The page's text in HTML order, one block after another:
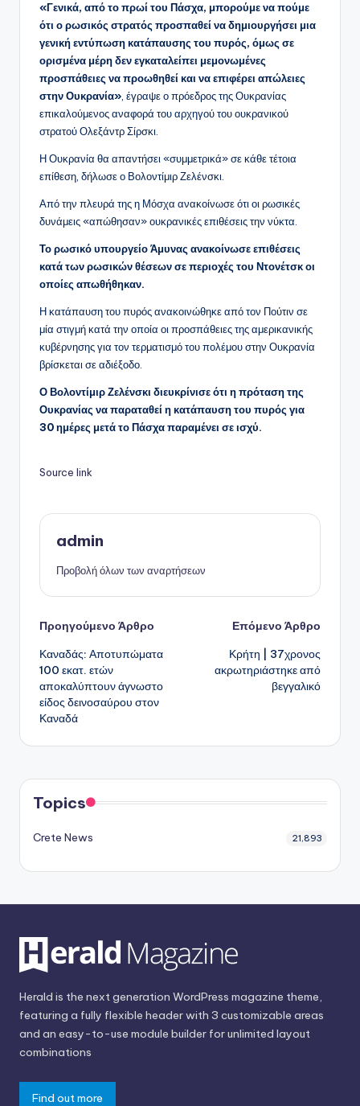
«Γενικά, από το πρωί του Πάσχα, μπορούμε να πούμε
ότι ο ρωσικός στρατός προσπαθεί να δημιουργήσει μια
γενική εντύπωση κατάπαυσης του πυρός, όμως σε
ορισμένα μέρη δεν εγκαταλείπει μεμονωμένες
προσπάθειες να προωθηθεί και να επιφέρει απώλειες
στην Ουκρανία» , έγραψε ο πρόεδρος της Ουκρανίας
επικαλούμενος αναφορά του αρχηγού του ουκρανικού
στρατού Ολεξάντρ Σίρσκι.
Η Ουκρανία θα απαντήσει «συμμετρικά» σε κάθε τέτοια
επίθεση, δήλωσε ο Βολοντίμιρ Ζελένσκι.
Από την πλευρά της η Μόσχα ανακοίνωσε ότι οι ρωσικές
δυνάμεις «απώθησαν» ουκρανικές επιθέσεις την νύκτα.
Το ρωσικό υπουργείο Άμυνας ανακοίνωσε επιθέσεις
κατά των ρωσικών θέσεων σε περιοχές του Ντονέτσκ οι
οποίες απωθήθηκαν.
Η κατάπαυση του πυρός ανακοινώθηκε από τον Πούτιν σε
μία στιγμή κατά την οποία οι προσπάθειες της αμερικανικής
κυβέρνησης για τον τερματισμό του πολέμου στην Ουκρανία
βρίσκεται σε αδιέξοδο.
Ο Βολοντίμιρ Ζελένσκι διευκρίνισε ότι η πρόταση της
Ουκρανίας να παραταθεί η κατάπαυση του πυρός για
30 ημέρες μετά το Πάσχα παραμένει σε ισχύ.
Source link
admin
Προβολή όλων των αναρτήσεων
Πλοήγηση
δημοσιεύσεων
Προηγούμενο Άρθρο
Καναδάς: Αποτυπώματα
100 εκατ. ετών
αποκαλύπτουν άγνωστο
είδος δεινοσαύρου στον
Καναδά
Επόμενο Άρθρο
Κρήτη | 37χρονος
ακρωτηριάστηκε από
βεγγαλικό
Topics
Crete News 21,893
Herald is the next generation WordPress magazine theme,
featuring a fully flexible header with 3 customizable areas
and an easy-to-use module builder for unlimited layout
combinations
Find out more